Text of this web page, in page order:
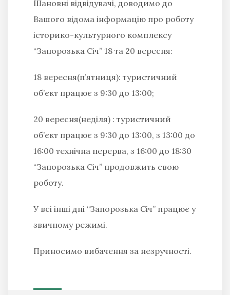
Шановні відвідувачі, доводимо до
Вашого відома інформацію про роботу
історико-культурного комплексу
“Запорозька Січ” 18 та 20 вересня:
18 вересня(п’ятниця): туристичний
об’єкт працює з 9:30 до 13:00;
20 вересня(неділя) : туристичний
об’єкт працює з 9:30 до 13:00, з 13:00 до
16:00 технічна перерва, з 16:00 до 18:30
“Запорозька Січ” продовжить свою
роботу.
У всі інші дні “Запорозька Січ” працює у
звичному режимі.
Приносимо вибачення за незручності.